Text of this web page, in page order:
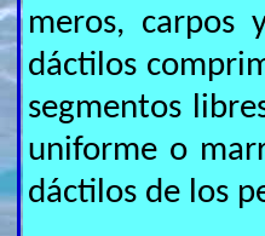
meros, carpos
dáctilos
segmentos
uniforme o
dáctilos de los